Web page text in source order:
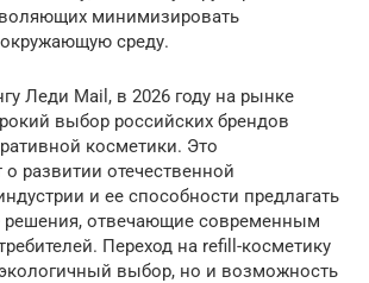
минимизировать
среду.
Леди Mail, в 2026 году на рынке
выбор российских брендов
косметики. Это
о развитии отечественной
и ее способности предлагать
отвечающие современным
Переход на refill-косметику
выбор, но и возможность